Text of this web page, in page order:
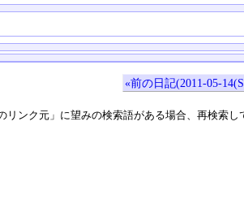
«前の日記(2011-05-
リンク元」に望みの検索語がある場合、再検索